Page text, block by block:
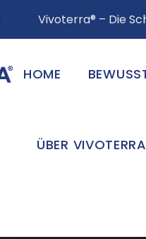
Vivoterra® – Die
HOME
ÜBER VIVOTERRA